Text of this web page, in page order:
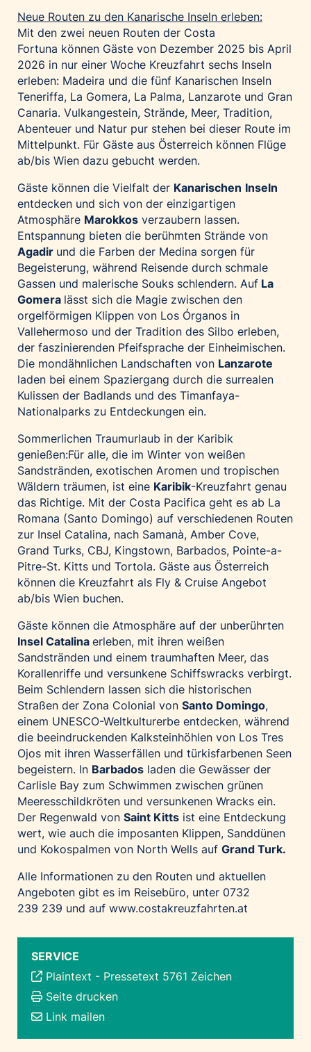
Neue Routen zu den Kanarische Inseln erleben:
Mit den zwei neuen Routen der Costa
Fortuna können Gäste von Dezember 2025 bis April
2026 in nur einer Woche Kreuzfahrt sechs Inseln
erleben: Madeira und die fünf Kanarischen Inseln
Teneriffa, La Gomera, La Palma, Lanzarote und Gran
Canaria. Vulkangestein, Strände, Meer, Tradition,
Abenteuer und Natur pur stehen bei dieser Route im
Mittelpunkt. Für Gäste aus Österreich können Flüge
ab/bis Wien dazu gebucht werden.
Gäste können die Vielfalt der Kanarischen Inseln
entdecken und sich von der einzigartigen
Atmosphäre Marokkos verzaubern lassen.
Entspannung bieten die berühmten Strände von
Agadir und die Farben der Medina sorgen für
Begeisterung, während Reisende durch schmale
Gassen und malerische Souks schlendern. Auf La
Gomera lässt sich die Magie zwischen den
orgelförmigen Klippen von Los Órganos in
Vallehermoso und der Tradition des Silbo erleben,
der faszinierenden Pfeifsprache der Einheimischen.
Die mondähnlichen Landschaften von Lanzarote
laden bei einem Spaziergang durch die surrealen
Kulissen der Badlands und des Timanfaya-
Nationalparks zu Entdeckungen ein.
Sommerlichen Traumurlaub in der Karibik
genießen:Für alle, die im Winter von weißen
Sandstränden, exotischen Aromen und tropischen
Wäldern träumen, ist eine Karibik-Kreuzfahrt genau
das Richtige. Mit der Costa Pacifica geht es ab La
Romana (Santo Domingo) auf verschiedenen Routen
zur Insel Catalina, nach Samanà, Amber Cove,
Grand Turks, CBJ, Kingstown, Barbados, Pointe-a-
Pitre-St. Kitts und Tortola. Gäste aus Österreich
können die Kreuzfahrt als Fly & Cruise Angebot
ab/bis Wien buchen.
Gäste können die Atmosphäre auf der unberührten
Insel Catalina erleben, mit ihren weißen
Sandstränden und einem traumhaften Meer, das
Korallenriffe und versunkene Schiffswracks verbirgt.
Beim Schlendern lassen sich die historischen
Straßen der Zona Colonial von Santo Domingo,
einem UNESCO-Weltkulturerbe entdecken, während
die beeindruckenden Kalksteinhöhlen von Los Tres
Ojos mit ihren Wasserfällen und türkisfarbenen Seen
begeistern. In Barbados laden die Gewässer der
Carlisle Bay zum Schwimmen zwischen grünen
Meeresschildkröten und versunkenen Wracks ein.
Der Regenwald von Saint Kitts ist eine Entdeckung
wert, wie auch die imposanten Klippen, Sanddünen
und Kokospalmen von North Wells auf Grand Turk.
Alle Informationen zu den Routen und aktuellen
Angeboten gibt es im Reisebüro, unter 0732
239 239 und auf www.costakreuzfahrten.at
SERVICE
Plaintext - Pressetext 5761 Zeichen
Seite drucken
Link mailen